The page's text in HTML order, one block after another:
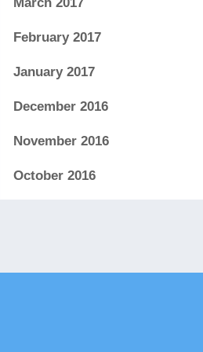
February 2017
January 2017
December 2016
November 2016
October 2016